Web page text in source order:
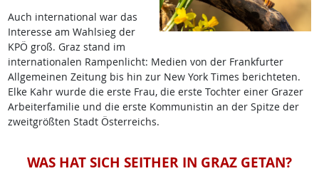
Auch international war das
Interesse am Wahlsieg der
KPÖ groß. Graz stand im
internationalen Rampenlicht: Medien von der Frankfurter
Allgemeinen Zeitung bis hin zur New York Times berichteten.
Elke Kahr wurde die erste Frau, die erste Tochter einer Grazer
Arbeiterfamilie und die erste Kommunistin an der Spitze der
zweitgrößten Stadt Österreichs.
WAS HAT SICH SEITHER IN GRAZ GETAN?